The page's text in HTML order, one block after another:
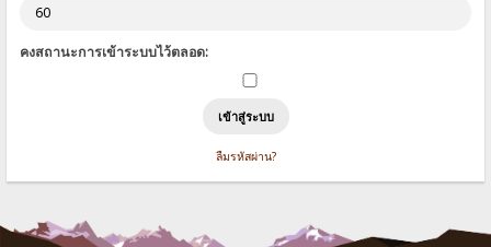
คงสถานะการเข้าระบบไว้ตลอด:
ลืมรหัสผ่าน?